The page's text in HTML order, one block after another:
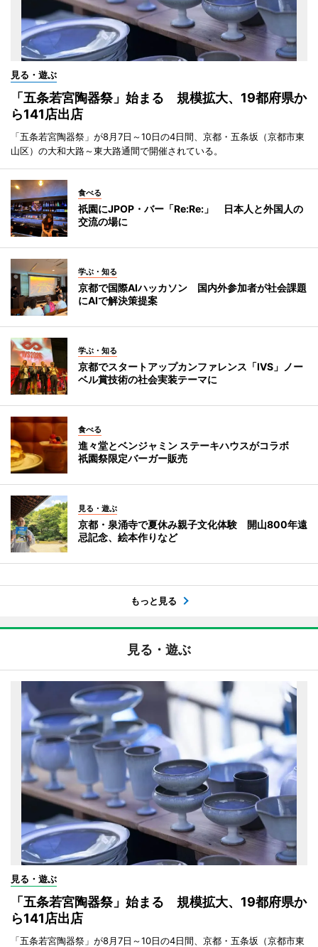
見る・遊ぶ
「五条若宮陶器祭」始まる 規模拡大、19都府県か
ら141店出店
「五条若宮陶器祭」が8月7日～10日の4日間、京都・五条坂（京都市東
山区）の大和大路～東大路通間で開催されている。
食べる
祇園にJPOP・バー「Re:Re:」 日本人と外国人の
交流の場に
学ぶ・知る
京都で国際AIハッカソン 国内外参加者が社会課題
にAIで解決策提案
学ぶ・知る
京都でスタートアップカンファレンス「IVS」ノー
ベル賞技術の社会実装テーマに
食べる
進々堂とベンジャミン ステーキハウスがコラボ
祇園祭限定バーガー販売
見る・遊ぶ
京都・泉涌寺で夏休み親子文化体験 開山800年遠
忌記念、絵本作りなど
もっと見る
見る・遊ぶ
見る・遊ぶ
「五条若宮陶器祭」始まる 規模拡大、19都府県か
ら141店出店
「五条若宮陶器祭」が8月7日～10日の4日間、京都・五条坂（京都市東